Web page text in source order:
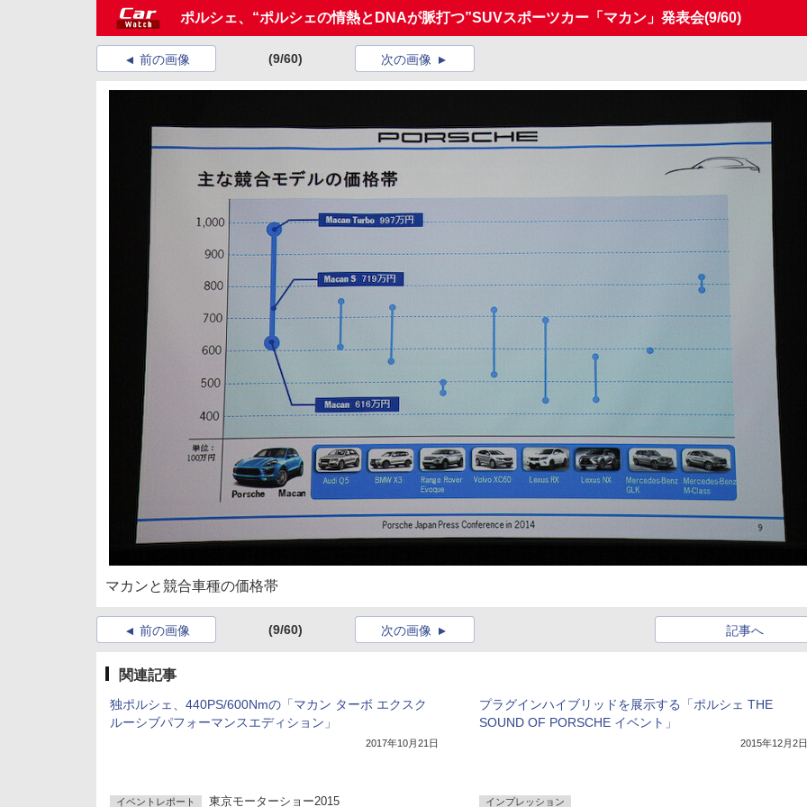
ポルシェ、“ポルシェの情熱とDNAが脈打つ”SUVスポーツカー「マカン」発表会(9/60)
前の画像 (9/60) 次の画像
マカンと競合車種の価格帯
前の画像 (9/60) 記事へ
次の画像
関連記事
独ポルシェ、440PS/600Nmの「マカン ターボ エクスク
ルーシブパフォーマンスエディション」
2017年10月21日
プラグインハイブリッドを展示する「ポルシェ THE
SOUND OF PORSCHE イベント」
2015年12月2日
イベントレポート 東京モーターショー2015 インプレッション